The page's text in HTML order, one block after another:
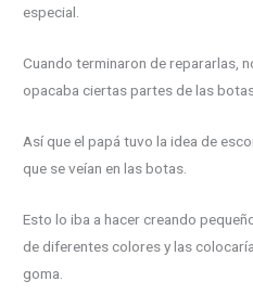
especial.
Cuando terminaron de repararlas,
opacaba ciertas partes de las
Así que el papá tuvo la idea de
que se veían en las botas.
Esto lo iba a hacer creando
de diferentes colores y las
goma.